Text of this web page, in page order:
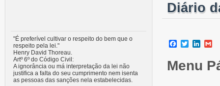
Diário
Facebook
Twitter
Menu
"É preferível cultivar o respeito do bem que o
respeito pela lei."
Henry David Thoreau.
Artº 6º do Código Civil:
A ignorância ou má interpretação da lei não
justifica a falta do seu cumprimento nem isenta
as pessoas das sanções nela estabelecidas.